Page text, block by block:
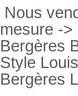
Nous
mesure ->
Bergères
Style
Bergères